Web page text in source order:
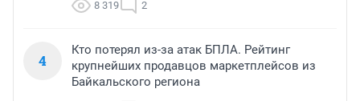
8 319 2
4
Кто потерял из-за атак БПЛА. Рейтинг
крупнейших продавцов маркетплейсов из
Байкальского региона